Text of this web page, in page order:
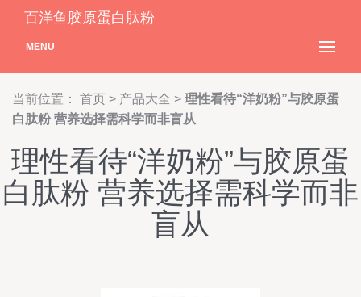
百洋鱼胶原蛋白肽粉
MENU
当前位置： 首页 > 产品大全 > 理性看待“洋奶粉”与胶原蛋
白肽粉 营养选择需科学而非盲从
理性看待“洋奶粉”与胶原蛋
白肽粉 营养选择需科学而非
盲从